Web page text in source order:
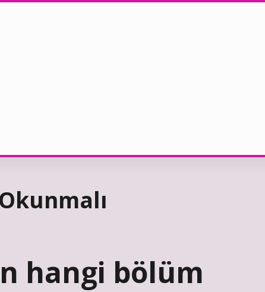
hangi bölüm